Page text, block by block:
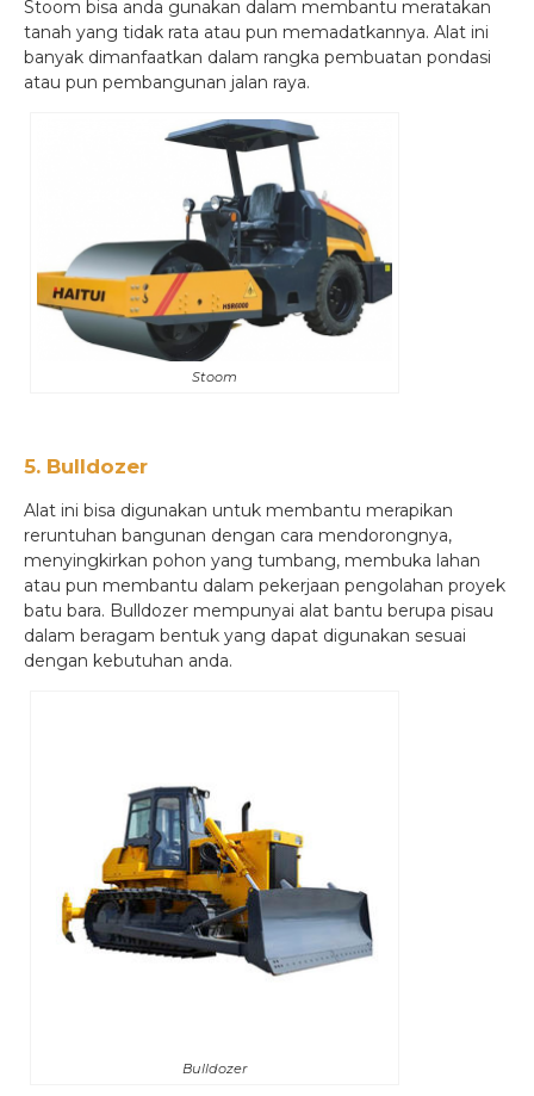
Stoom bisa anda gunakan dalam membantu meratakan
tanah yang tidak rata atau pun memadatkannya. Alat ini
banyak dimanfaatkan dalam rangka pembuatan pondasi
atau pun pembangunan jalan raya.
Stoom
5. Bulldozer
Alat ini bisa digunakan untuk membantu merapikan
reruntuhan bangunan dengan cara mendorongnya,
menyingkirkan pohon yang tumbang, membuka lahan
atau pun membantu dalam pekerjaan pengolahan proyek
batu bara. Bulldozer mempunyai alat bantu berupa pisau
dalam beragam bentuk yang dapat digunakan sesuai
dengan kebutuhan anda.
Bulldozer